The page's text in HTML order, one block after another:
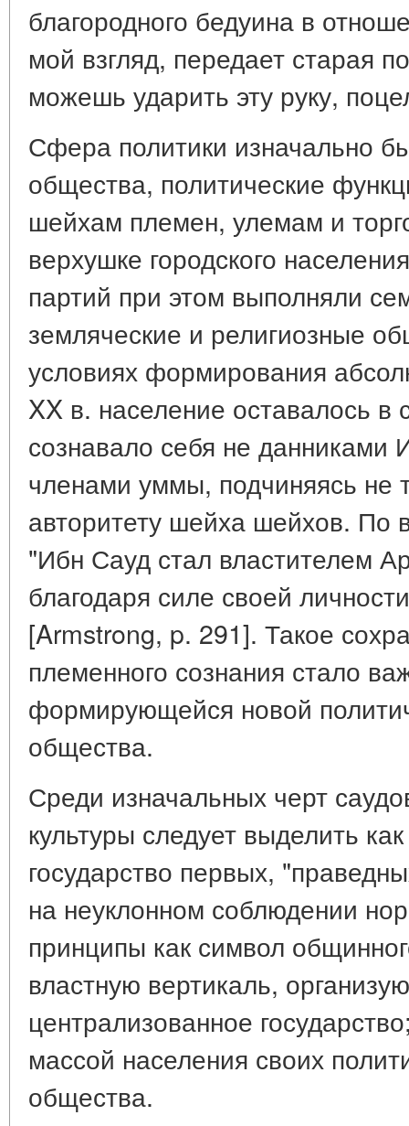
благородного бедуина в
мой взгляд, передает старая
можешь ударить эту руку,
Сфера политики изначально
общества, политические
шейхам племен, улемам и
верхушке городского
партий при этом выполняли
земляческие и религиозные
условиях формирования
XX в. население оставалось
сознавало себя не
членами уммы, подчиняясь не
авторитету шейха шейхов.
"Ибн Сауд стал властителем
благодаря силе своей
[Armstrong, p. 291]. Такое
племенного сознания стало
формирующейся новой
общества.
Среди изначальных черт
культуры следует выделить
государство первых,
на неуклонном соблюдении
принципы как символ
властную вертикаль,
централизованное
массой населения своих
общества.